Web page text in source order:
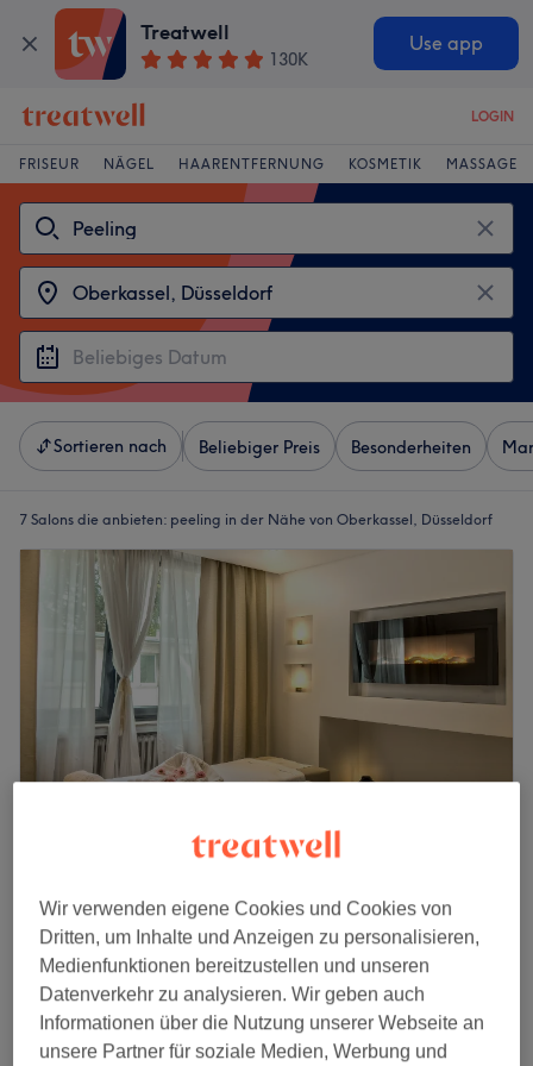
Treatwell
130K
Use app
LOGIN
FRISEUR NÄGEL HAARENTFERNUNG KOSMETIK MASSAGE
Sortieren nach Beliebiger Preis Besonderheiten
7 Salons die anbieten: peeling in der Nähe von Oberkassel, Düsseldorf
4,8
552 Bewertungen
Oberkassel, Düsseldorf
Auf Karte anzeigen
Gesichtsbehandlung - Green Peel
45 Min.
Fruchtsäure Peeling (Acid Peeling)
Wir verwenden eigene Cookies und Cookies von
Dritten, um Inhalte und Anzeigen zu personalisieren,
Medienfunktionen bereitzustellen und unseren
Datenverkehr zu analysieren. Wir geben auch
Informationen über die Nutzung unserer Webseite an
unsere Partner für soziale Medien, Werbung und